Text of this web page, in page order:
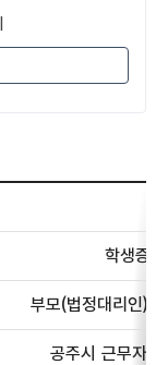
학생증
부모(법정대리인)
공주시 근무자